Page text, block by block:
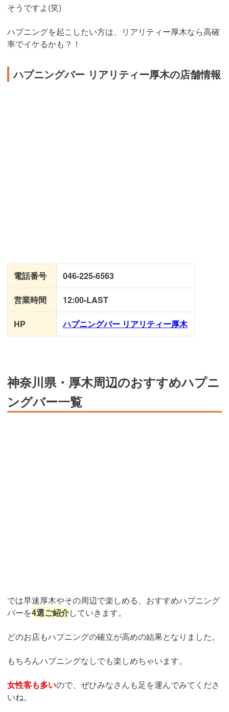
そうですよ(笑)
ハプニングを起こしたい方は、リアリティー厚木なら高確
率でイケるかも？！
ハプニングバー リアリティー厚木の店舗情報
電話番号 046-225-6563
営業時間 12:00-LAST
HP ハプニングバー リアリティー厚木
神奈川県・厚木周辺のおすすめハプニ
ングバー一覧
では早速厚木やその周辺で楽しめる、おすすめハプニング
バーを4選ご紹介していきます。
どのお店もハプニングの確立が高めの結果となりました。
もちろんハプニングなしでも楽しめちゃいます。
女性客も多いので、ぜひみなさんも足を運んでみてくださ
いね。